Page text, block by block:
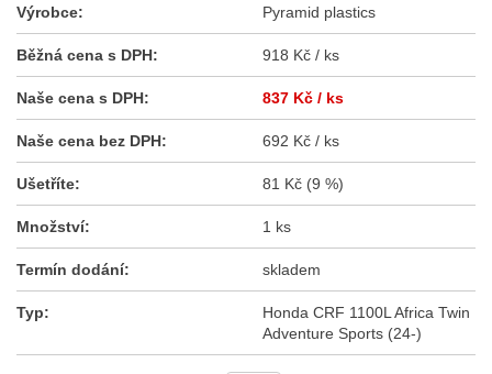
Výrobce: Pyramid plastics
Běžná cena s DPH: 918 Kč / ks
Naše cena s DPH: 837 Kč / ks
Naše cena bez DPH: 692 Kč / ks
Ušetříte: 81 Kč (9 %)
Množství: 1 ks
Termín dodání: skladem
Typ:
Honda CRF 1100L Africa Twin
Adventure Sports (24-)